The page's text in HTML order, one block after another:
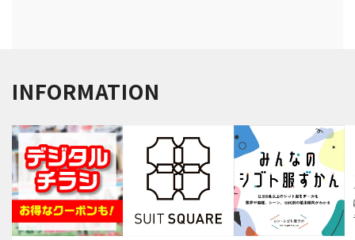
INFORMATION